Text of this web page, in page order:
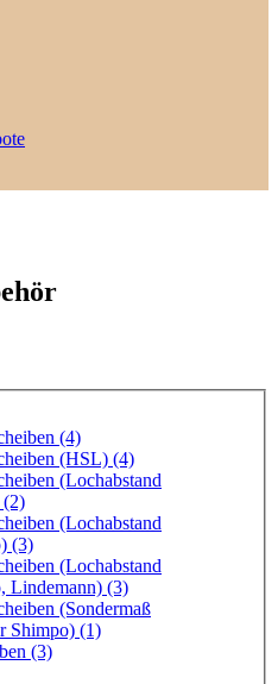
(4)
(HSL) (4)
(Lochabstand
(2)
(Lochabstand
(3)
(Lochabstand
Lindemann) (3)
(Sondermaß
Shimpo) (1)
(3)